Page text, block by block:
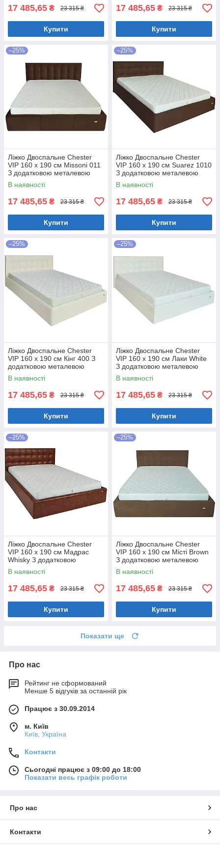
17 485,65 ₴ 23 315 ₴
Купити
17 485,65 ₴ 23 315 ₴
Купити
–25%
Ліжко Двоспальне Chester
VIP 160 х 190 см Missoni 011
З додатковою металевою
цільнозварною рамою
Темно-коричневий
В наявності
17 485,65 ₴ 23 315 ₴
Купити
–25%
Ліжко Двоспальне Chester
VIP 160 х 190 см Suarez 1010
З додатковою металевою
цільнозварною рамою
Коричневий
В наявності
17 485,65 ₴ 23 315 ₴
Купити
–25%
Ліжко Двоспальне Chester
VIP 160 х 190 см Кінг 400 З
додатковою металевою
цільнозварною рамою C1
Білий
В наявності
17 485,65 ₴ 23 315 ₴
Купити
–25%
Ліжко Двоспальне Chester
VIP 160 х 190 см Лаки White
З додатковою металевою
цільнозварною рамою Білий
В наявності
17 485,65 ₴ 23 315 ₴
Купити
–25%
Ліжко Двоспальне Chester
VIP 160 х 190 см Мадрас
Whisky З додатковою
металевою цільнозварною
рамою Коричневий
В наявності
17 485,65 ₴ 23 315 ₴
Купити
–25%
Ліжко Двоспальне Chester
VIP 160 х 190 см Місті Brown
З додатковою металевою
цільнозварною рамою
Коричневий
В наявності
17 485,65 ₴ 23 315 ₴
Купити
Показати ще
Про нас
Рейтинг не сформований
Менше 5 відгуків за останній рік
Працює з 30.09.2014
м. Київ
Київ, Україна
Контакти
Сьогодні працює з 09:00 до 18:00
Показати весь графік роботи
Про нас
Контакти